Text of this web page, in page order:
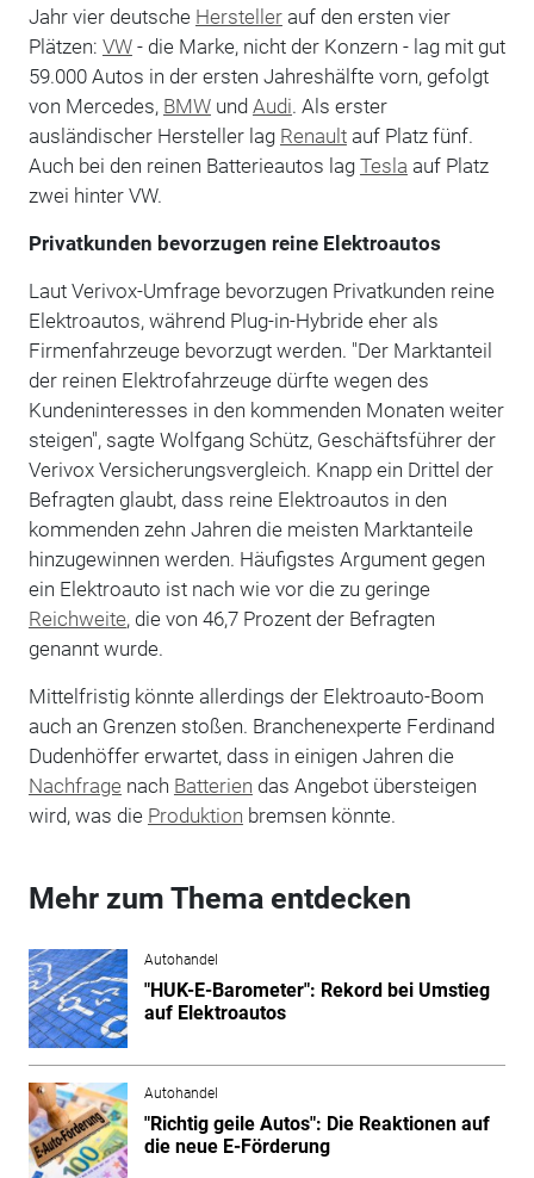
Jahr vier deutsche Herstellerauf den ersten vier
Plätzen: VW- die Marke, nicht der Konzern - lag mit gut
59.000 Autos in der ersten Jahreshälfte vorn, gefolgt
von Mercedes, BMWund Audi. Als erster
ausländischer Hersteller lag Renaultauf Platz fünf.
Auch bei den reinen Batterieautos lag Tesla auf Platz
zwei hinter VW.
Privatkunden bevorzugen reine Elektroautos
Laut Verivox-Umfrage bevorzugen Privatkunden reine
Elektroautos, während Plug-in-Hybride eher als
Firmenfahrzeuge bevorzugt werden. "Der Marktanteil
der reinen Elektrofahrzeuge dürfte wegen des
Kundeninteresses in den kommenden Monaten weiter
steigen", sagte Wolfgang Schütz, Geschäftsführer der
Verivox Versicherungsvergleich. Knapp ein Drittel der
Befragten glaubt, dass reine Elektroautos in den
kommenden zehn Jahren die meisten Marktanteile
hinzugewinnen werden. Häufigstes Argument gegen
ein Elektroauto ist nach wie vor die zu geringe
Reichweite, die von 46,7 Prozent der Befragten
genannt wurde.
Mittelfristig könnte allerdings der Elektroauto-Boom
auch an Grenzen stoßen. Branchenexperte Ferdinand
Dudenhöffer erwartet, dass in einigen Jahren die
Nachfrage nach Batterien das Angebot übersteigen
wird, was die Produktion bremsen könnte.
Mehr zum Thema entdecken
Autohandel
"HUK-E-Barometer": Rekord bei Umstieg
auf Elektroautos
Autohandel
"Richtig geile Autos": Die Reaktionen auf
die neue E-Förderung